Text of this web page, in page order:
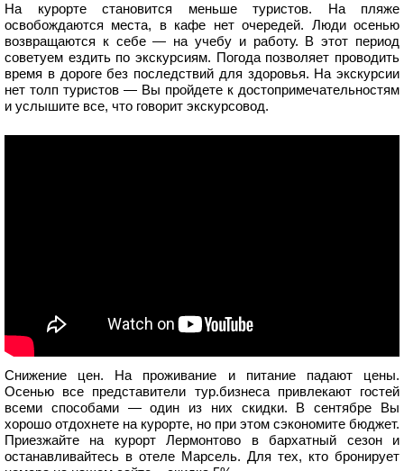
На курорте становится меньше туристов. На пляже
освобождаются места, в кафе нет очередей. Люди осенью
возвращаются к себе — на учебу и работу. В этот период
советуем ездить по экскурсиям. Погода позволяет проводить
время в дороге без последствий для здоровья. На экскурсии
нет толп туристов — Вы пройдете к достопримечательностям
и услышите все, что говорит экскурсовод.
Снижение цен. На проживание и питание падают цены.
Осенью все представители тур.бизнеса привлекают гостей
всеми способами — один из них скидки. В сентябре Вы
хорошо отдохнете на курорте, но при этом сэкономите бюджет.
Приезжайте на курорт Лермонтово в бархатный сезон и
останавливайтесь в отеле Марсель. Для тех, кто бронирует